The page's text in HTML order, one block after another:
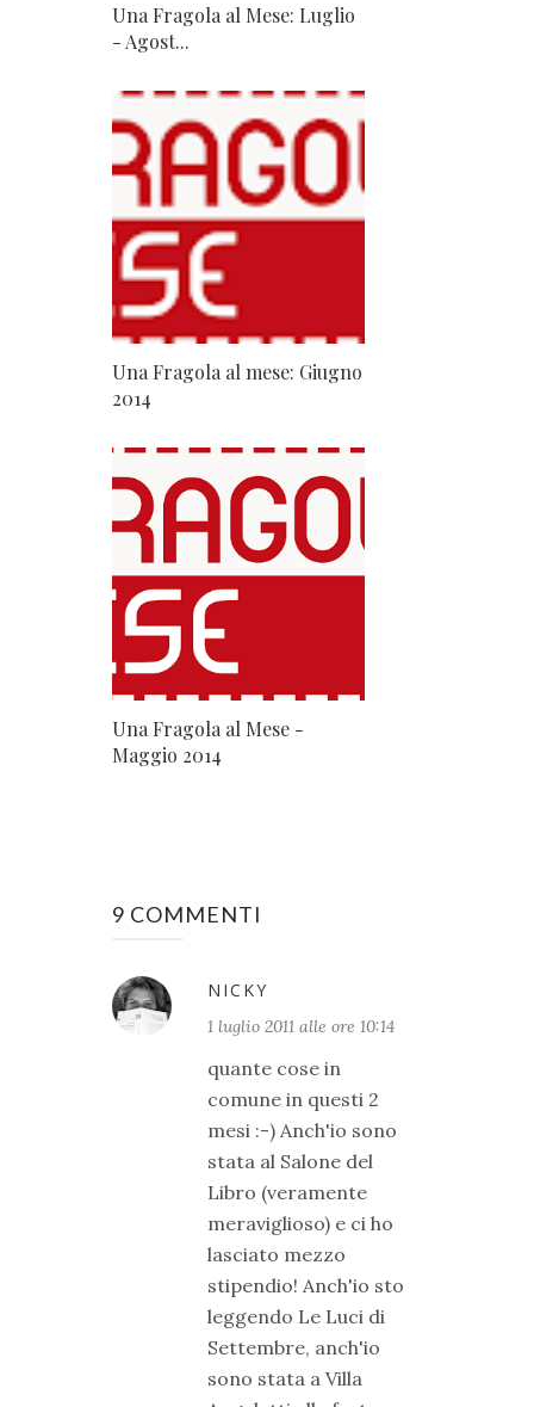
Una Fragola al Mese: Luglio
- Agost...
Una Fragola al mese: Giugno
2014
Una Fragola al Mese -
Maggio 2014
9 COMMENTI
NICKY
1 luglio 2011 alle ore 10:14
quante cose in
comune in questi 2
mesi :-) Anch'io sono
stata al Salone del
Libro (veramente
meraviglioso) e ci ho
lasciato mezzo
stipendio! Anch'io sto
leggendo Le Luci di
Settembre, anch'io
sono stata a Villa